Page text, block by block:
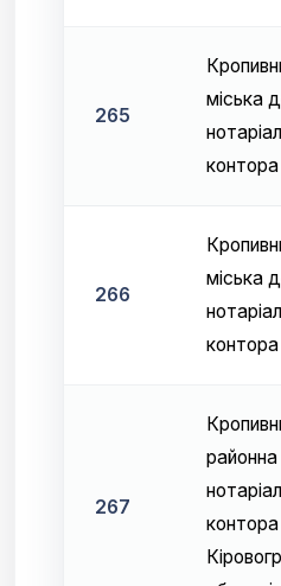
265
міська
266
міська
267
контора